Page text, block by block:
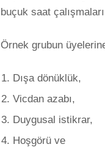
buçuk saat
Örnek grubun
Dışa dönüklük,
Vicdan azabı,
Duygusal istikrar,
Hoşgörü ve